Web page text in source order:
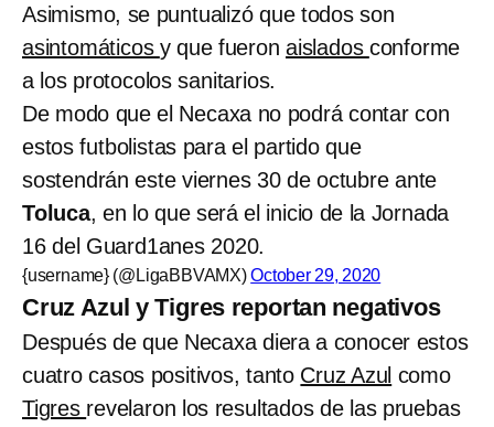
Asimismo, se puntualizó que todos son
asintomáticos y que fueronaislados conforme
a los protocolos sanitarios.
De modo que el Necaxa no podrá contar con
estos futbolistas para el partido que
sostendrán este viernes 30 de octubre ante
Toluca, en lo que será el inicio de la Jornada
16 del Guard1anes 2020.
{username} (@LigaBBVAMX)October 29, 2020
Cruz Azul y Tigres reportan negativos
Después de que Necaxa diera a conocer estos
cuatro casos positivos, tanto Cruz Azul como
Tigres revelaron los resultados de las pruebas